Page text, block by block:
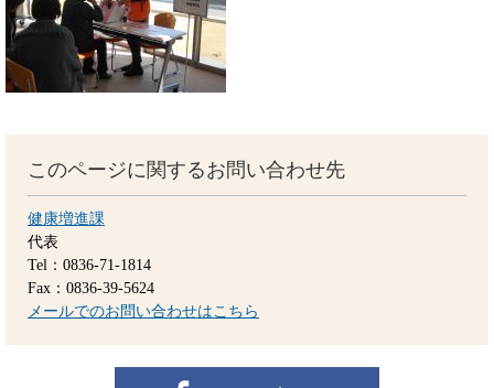
このページに関するお問い合わせ先
健康増進課
代表
Tel：0836-71-1814
Fax：0836-39-5624
メールでのお問い合わせはこちら